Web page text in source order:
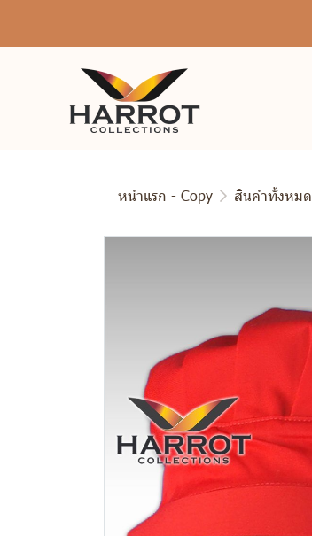
หน้าแรก - Copy สินค้าทั้งหมด